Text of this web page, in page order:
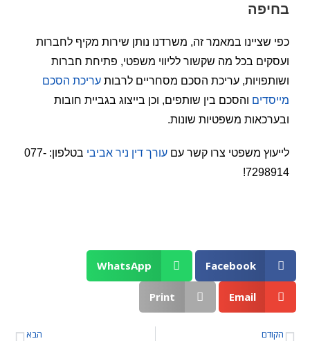
בחיפה
כפי שציינו במאמר זה, משרדנו נותן שירות מקיף לחברות
ועסקים בכל מה שקשור לליווי משפטי, פתיחת חברות
ושותפויות, עריכת הסכם מסחריים לרבותעריכת הסכם
מייסדיםוהסכם בין שותפים, וכן בייצוג בגביית חובות
ובערכאות משפטיות שונות.
לייעוץ משפטי צרו קשר עם עורך דין ניר אביבי
בטלפון: 077-
7298914!
Facebook
WhatsApp
Email
Print
הקודם הבא